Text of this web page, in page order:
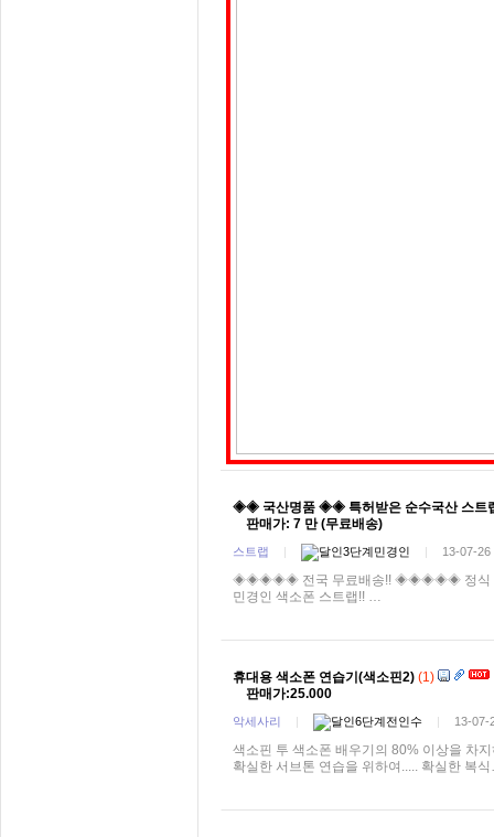
◈◈ 국산명품 ◈◈ 특허받은 순수국산 스트
판매가: 7 만 (무료배송)
스트랩 | 민경인 | 13-07-26
◈◈◈◈◈ 전국 무료배송!! ◈◈◈◈◈ 정식 특허
민경인 색소폰 스트랩!! …
휴대용 색소폰 연습기(색소핀2) (1)
판매가:25.000
악세사리 | 전인수 | 13-07-
색소핀 투 색소폰 배우기의 80% 이상을 차
확실한 서브톤 연습을 위하여..... 확실한 복